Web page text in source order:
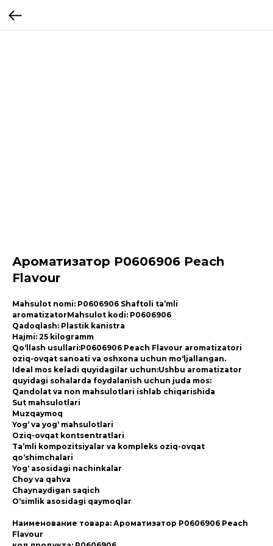
Ароматизатор P0606906 Peach
Flavour
Mahsulot nomi: P0606906 Shaftoli ta’mli
aromatizatorMahsulot kodi: P0606906
Qadoqlash: Plastik kanistra
Hajmi: 25 kilogramm
Qo‘llash usullari:P0606906 Peach Flavour aromatizatori
oziq-ovqat sanoati va oshxona uchun mo‘ljallangan.
Ideal mos keladi quyidagilar uchun:Ushbu aromatizator
quyidagi sohalarda foydalanish uchun juda mos:
Qandolat va non mahsulotlari ishlab chiqarishida
Sut mahsulotlari
Muzqaymoq
Yog‘ va yog‘ mahsulotlari
Oziq-ovqat kontsentratlari
Ta’mli kompozitsiyalar va kompleks oziq-ovqat
qo‘shimchalari
Yog‘ asosidagi nachinkalar
Choy va qahva
Chaynaydigan saqich
O‘simlik asosidagi qaymoqlar
Наименование товара: Ароматизатор P0606906 Peach
Flavour